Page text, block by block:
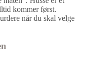
kommer først.
når du skal velge